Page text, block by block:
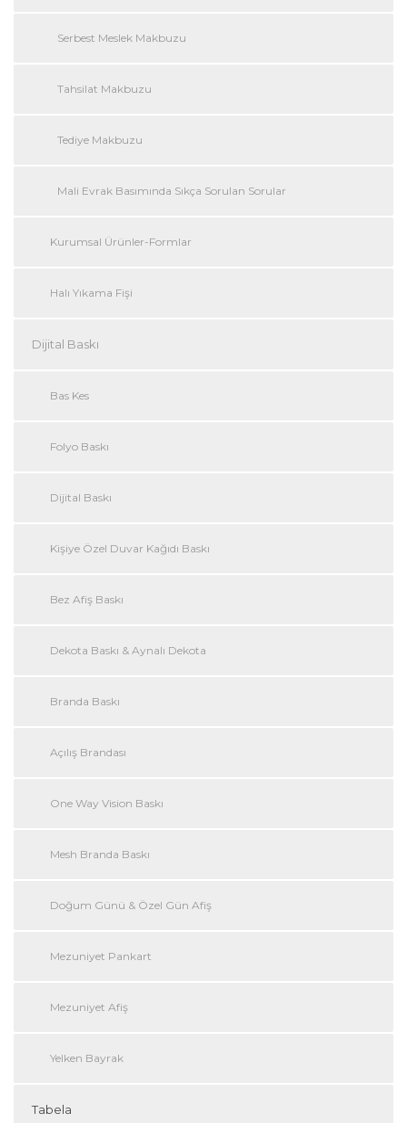
Serbest Meslek Makbuzu
Tahsilat Makbuzu
Tediye Makbuzu
Mali Evrak Basımında Sıkça Sorulan Sorular
Kurumsal Ürünler-Formlar
Halı Yıkama Fişi
Dijital Baskı
Bas Kes
Folyo Baskı
Dijital Baskı
Kişiye Özel Duvar Kağıdı Baskı
Bez Afiş Baskı
Dekota Baskı & Aynalı Dekota
Branda Baskı
Açılış Brandası
One Way Vision Baskı
Mesh Branda Baskı
Doğum Günü & Özel Gün Afiş
Mezuniyet Pankart
Mezuniyet Afiş
Yelken Bayrak
Tabela